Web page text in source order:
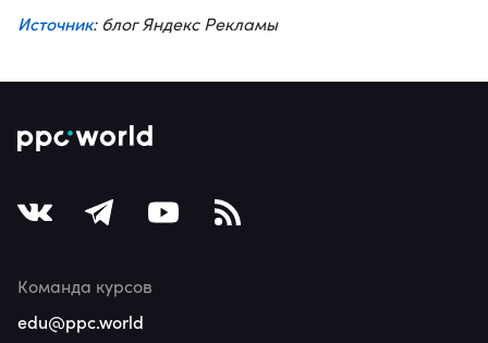
Источник: блог Яндекс Рекламы
Команда курсов
edu@ppc.world